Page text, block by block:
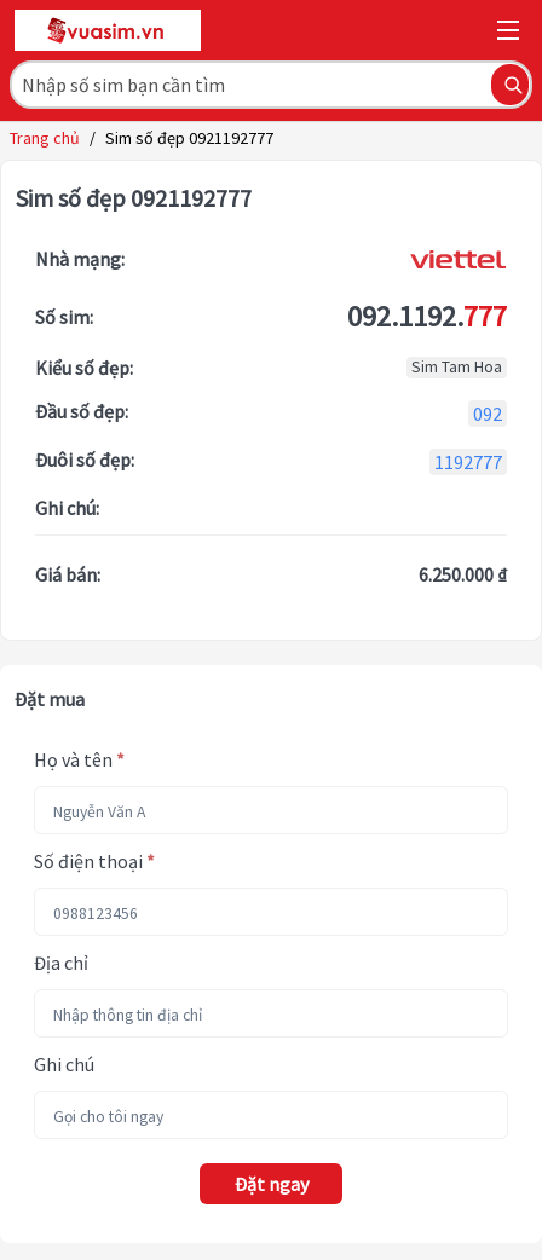
Trang chủ / Sim số đẹp 0921192777
Sim số đẹp 0921192777
Nhà mạng:
Số sim: 092.1192.777
Kiểu số đẹp: Sim Tam Hoa
Đầu số đẹp:
092
Đuôi số đẹp:
1192777
Ghi chú:
Giá bán: 6.250.000 ₫
Đặt mua
Họ và tên *
Số điện thoại *
Địa chỉ
Ghi chú
Đặt ngay